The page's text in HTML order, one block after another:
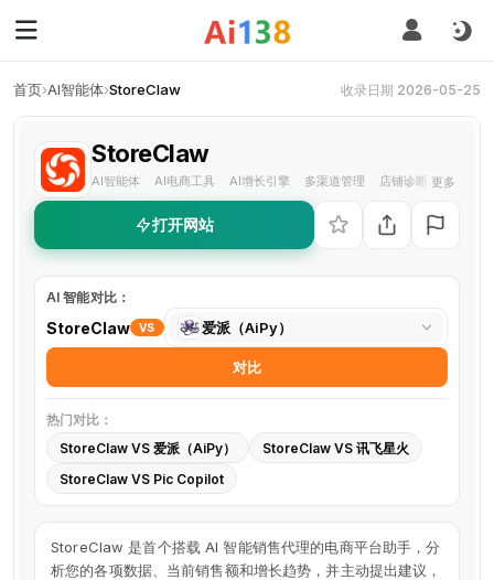
首页›AI智能体›StoreClaw 收录日期 2026-05-25
StoreClaw
AI智能体 AI电商工具 AI增长引擎 多渠道管理 店铺诊断 · 电商自动
更多
打开网站
AI 智能对比：
StoreClaw VS
选
择
具
爱派（AiPy）
对比
热门对比：
StoreClaw VS 爱派（AiPy）
StoreClaw VS 讯飞星火
StoreClaw VS Pic Copilot
StoreClaw 是首个搭载 AI 智能销售代理的电商平台助手，分
析您的各项数据、当前销售额和增长趋势，并主动提出建议，